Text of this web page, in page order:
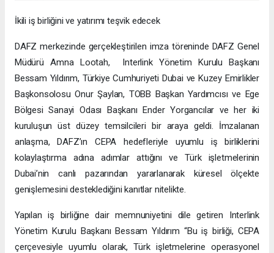
İkili iş birliğini ve yatırımı teşvik edecek
DAFZ merkezinde gerçekleştirilen imza töreninde DAFZ Genel
Müdürü Amna Lootah, Interlink Yönetim Kurulu Başkanı
Bessam Yıldırım, Türkiye Cumhuriyeti Dubai ve Kuzey Emirlikler
Başkonsolosu Onur Şaylan, TOBB Başkan Yardımcısı ve Ege
Bölgesi Sanayi Odası Başkanı Ender Yorgancılar ve her iki
kuruluşun üst düzey temsilcileri bir araya geldi. İmzalanan
anlaşma, DAFZ’ın CEPA hedefleriyle uyumlu iş birliklerini
kolaylaştırma adına adımlar attığını ve Türk işletmelerinin
Dubai’nin canlı pazarından yararlanarak küresel ölçekte
genişlemesini desteklediğini kanıtlar nitelikte.
Yapılan iş birliğine dair memnuniyetini dile getiren Interlink
Yönetim Kurulu Başkanı Bessam Yıldırım “Bu iş birliği, CEPA
çerçevesiyle uyumlu olarak, Türk işletmelerine operasyonel